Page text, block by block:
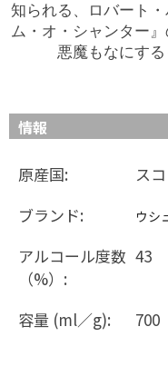
知られる、ロバート
ム・オ・シャンター
悪魔もなにする
情報
原産国:
ス
ブランド:
ウシ
アルコール度数
（%）:
43
容量 (ml／g): 700